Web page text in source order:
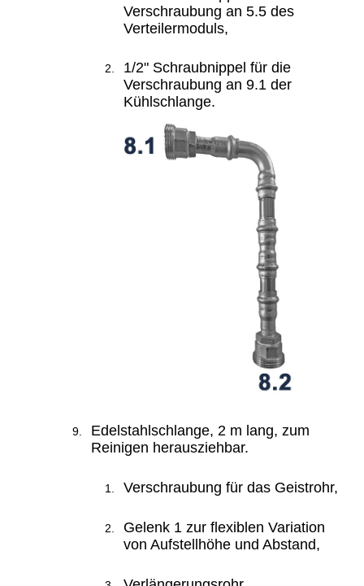
Verschraubung an 5.5 des
Verteilermoduls,
1/2" Schraubnippel für die
Verschraubung an 9.1 der
Kühlschlange.
Edelstahlschlange, 2 m lang, zum
Reinigen herausziehbar.
Verschraubung für das Geistrohr,
Gelenk 1 zur flexiblen Variation
von Aufstellhöhe und Abstand,